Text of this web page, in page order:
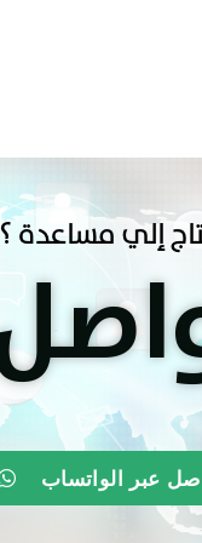
إلي مساعدة ؟
عبر الواتساب